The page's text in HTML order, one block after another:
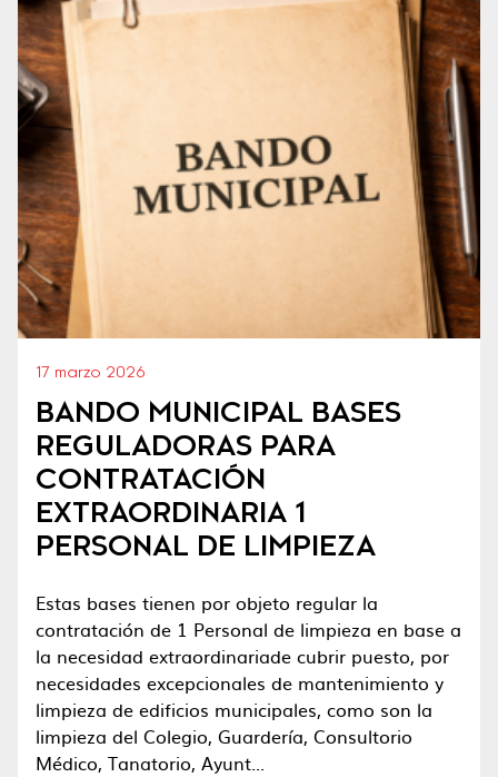
17 marzo 2026
BANDO MUNICIPAL BASES
REGULADORAS PARA
CONTRATACIÓN
EXTRAORDINARIA 1
PERSONAL DE LIMPIEZA
Estas bases tienen por objeto regular la
contratación de 1 Personal de limpieza en base a
la necesidad extraordinariade cubrir puesto, por
necesidades excepcionales de mantenimiento y
limpieza de edificios municipales, como son la
limpieza del Colegio, Guardería, Consultorio
Médico, Tanatorio, Ayunt...